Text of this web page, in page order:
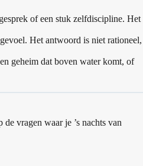
of een stuk zelfdiscipline. Het
Het antwoord is niet rationeel,
geheim dat boven water komt, of
vragen waar je ’s nachts van